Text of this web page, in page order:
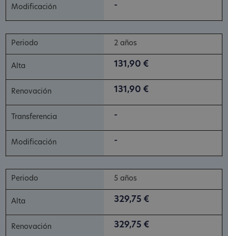
-
2 años
131,90 €
131,90 €
-
-
5 años
329,75 €
329,75 €